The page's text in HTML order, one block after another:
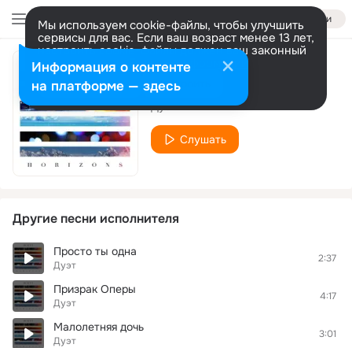
Войти
Мы используем cookie-файлы, чтобы улучшить
сервисы для вас. Если ваш возраст менее 13 лет,
настроить cookie-файлы должен ваш законный
представитель. Больше информации
Разрешить все Настроить
Любовь
Дуэт
Слушать
Другие песни исполнителя
Просто ты одна
Дуэт
2:37
Призрак Оперы
Дуэт
4:17
Малолетняя дочь
Дуэт
3:01
Информация о контенте
на платформе — здесь